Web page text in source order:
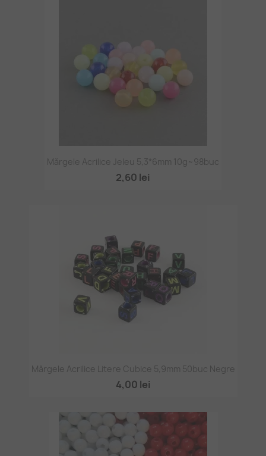
Mărgele Acrilice Jeleu 5,3*6mm 10g~98buc
2,60 lei
Mărgele Acrilice Litere Cubice 5,9mm 50buc Negre
4,00 lei